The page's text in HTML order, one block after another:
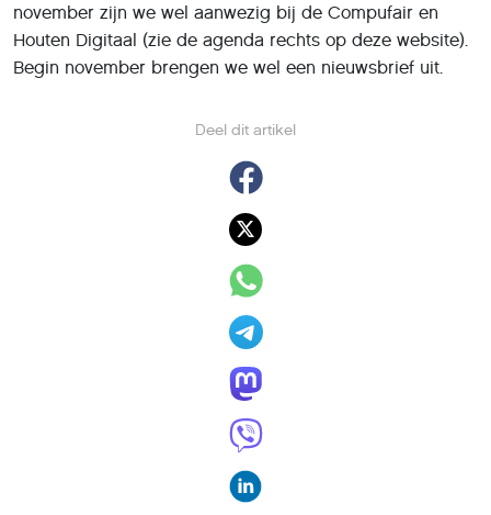
Deel dit artikel
november zijn we wel aanwezig bij de Compufair en
Houten Digitaal (zie de agenda rechts op deze website).
Begin november brengen we wel een nieuwsbrief uit.